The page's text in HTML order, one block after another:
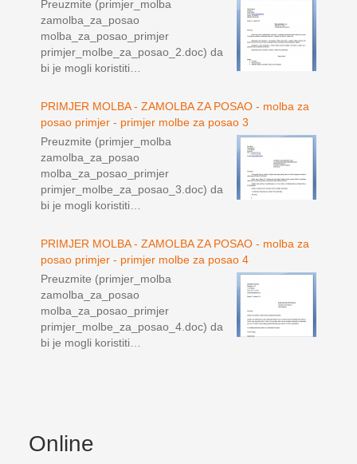
Preuzmite (primjer_molba
zamolba_za_posao
molba_za_posao_primjer
primjer_molbe_za_posao_2.doc) da
bi je mogli koristiti…
PRIMJER MOLBA - ZAMOLBA ZA POSAO - molba za
posao primjer - primjer molbe za posao 3
Preuzmite (primjer_molba
zamolba_za_posao
molba_za_posao_primjer
primjer_molbe_za_posao_3.doc) da
bi je mogli koristiti…
PRIMJER MOLBA - ZAMOLBA ZA POSAO - molba za
posao primjer - primjer molbe za posao 4
Preuzmite (primjer_molba
zamolba_za_posao
molba_za_posao_primjer
primjer_molbe_za_posao_4.doc) da
bi je mogli koristiti…
Online